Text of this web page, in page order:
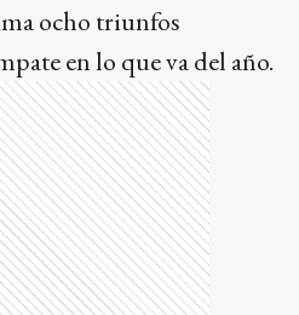
ocho triunfos
en lo que va del año.